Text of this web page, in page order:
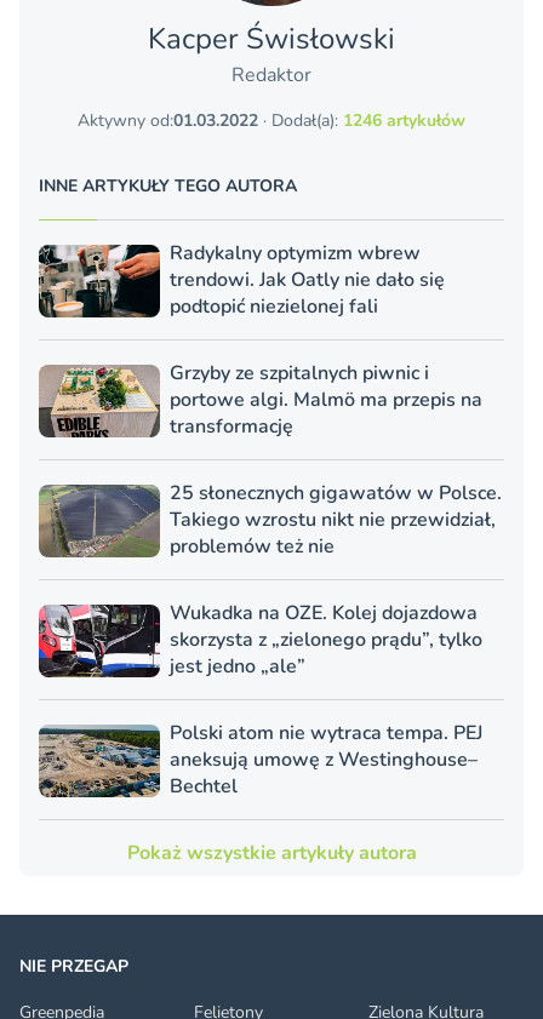
Kacper Świsło­wski
Redaktor
Aktywny od:01.03.2022 · Dodał(a): 1246 artykułów
INNE ARTYKUŁY TEGO AUTORA
Radykalny optymizm wbrew
trendowi. Jak Oatly nie dało się
podtopić niezielonej fali
Grzyby ze szpitalnych piwnic i
portowe algi. Malmö ma przepis na
transformację
25 słonecznych gigawatów w Polsce.
Takiego wzrostu nikt nie przewidział,
problemów też nie
Wukadka na OZE. Kolej dojazdowa
skorzysta z „zielonego prądu”, tylko
jest jedno „ale”
Polski atom nie wytraca tempa. PEJ
aneksują umowę z Westinghouse–
Bechtel
Pokaż wszystkie artykuły autora
NIE PRZEGAP
Greenpedia
Felietony Zielona Kultura